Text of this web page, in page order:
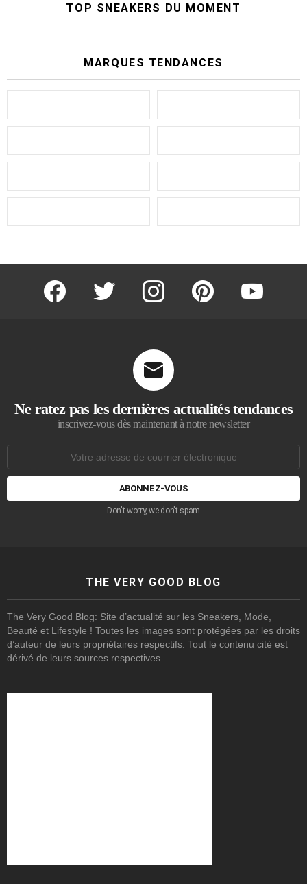
TOP SNEAKERS DU MOMENT
MARQUES TENDANCES
facebook twitter instagram pinterest youtube
Ne ratez pas les dernières actualités tendances
inscrivez-vous dès maintenant à notre newsletter
courrier
Don't worry, we don't spam
THE VERY GOOD BLOG
The Very Good Blog: Site d’actualité sur les Sneakers, Mode,
Beauté et Lifestyle ! Toutes les images sont protégées par les droits
d’auteur de leurs propriétaires respectifs. Tout le contenu cité est
dérivé de leurs sources respectives.